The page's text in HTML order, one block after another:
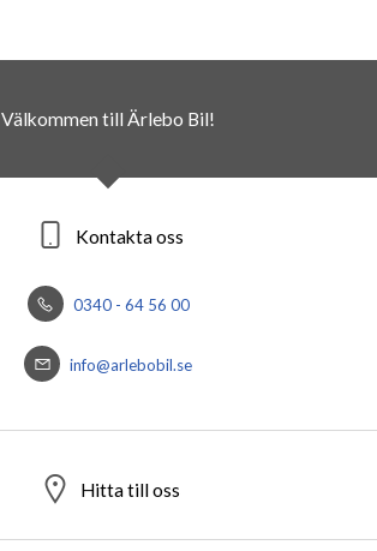
Välkommen till Ärlebo Bil!
Kontakta oss
0340 - 64 56 00
info@arlebobil.se
Hitta till oss